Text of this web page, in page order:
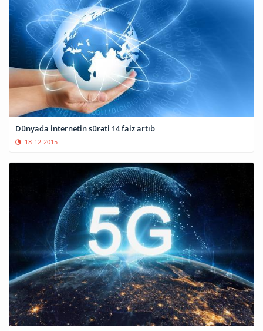
Dünyada internetin sürəti 14 faiz artıb
18-12-2015